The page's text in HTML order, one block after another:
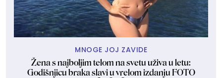
MNOGE JOJ ZAVIDE
Žena s najboljim telom na svetu uživa u letu:
Godišnjicu braka slavi u vrelom izdanju FOTO